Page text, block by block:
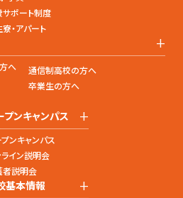
サポート制度
・アパート
+
へ
通信制高校の方へ
卒業生の方へ
プンキャンパス +
ンキャンパス
イン説明会
者説明会
基本情報 +